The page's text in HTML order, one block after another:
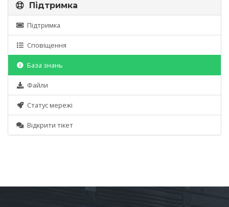
Підтримка
Підтримка
Сповіщення
База знань
Файли
Статус мережі
Відкрити тікет